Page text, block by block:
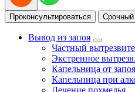
Проконсультироваться Срочный
Вывод из запоя
Частный
Экстренное
Капельница от запоя
Капельница при
Лечение похмелья